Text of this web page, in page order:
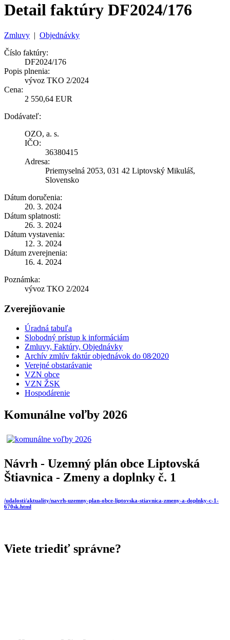
Detail faktúry DF2024/176
Zmluvy | Objednávky
Číslo faktúry:
DF2024/176
Popis plnenia:
vývoz TKO 2/2024
Cena:
2 550,64 EUR
Dodávateľ:
OZO, a. s.
IČO:
36380415
Adresa:
Priemyselná 2053, 031 42 Liptovský Mikuláš,
Slovensko
Dátum doručenia:
20. 3. 2024
Dátum splatnosti:
26. 3. 2024
Dátum vystavenia:
12. 3. 2024
Dátum zverejnenia:
16. 4. 2024
Poznámka:
vývoz TKO 2/2024
Zverejňovanie
Úradná tabuľa
Slobodný prístup k informáciám
Zmluvy, Faktúry, Objednávky
Archív zmlúv faktúr objednávok do 08⁄2020
Verejné obstarávanie
VZN obce
VZN ŽSK
Hospodárenie
Komunálne voľby 2026
Návrh - Uzemný plán obce Liptovská
Štiavnica - Zmeny a doplnky č. 1
/udalosti/aktuality/navrh-uzemny-plan-obce-liptovska-stiavnica-zmeny-a-doplnky-c-1-
670sk.html
Viete triediť správne?